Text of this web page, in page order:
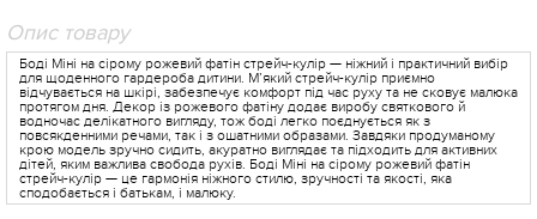
Опис товару
Боді Міні на сірому рожевий фатін стрейч-кулір — ніжний і практичний вибір
для щоденного гардероба дитини. М’який стрейч-кулір приємно
відчувається на шкірі, забезпечує комфорт під час руху та не сковує малюка
протягом дня. Декор із рожевого фатіну додає виробу святкового й
водночас делікатного вигляду, тож боді легко поєднується як з
повсякденними речами, так і з ошатними образами. Завдяки продуманому
крою модель зручно сидить, акуратно виглядає та підходить для активних
дітей, яким важлива свобода рухів. Боді Міні на сірому рожевий фатін
стрейч-кулір — це гармонія ніжного стилю, зручності та якості, яка
сподобається і батькам, і малюку.